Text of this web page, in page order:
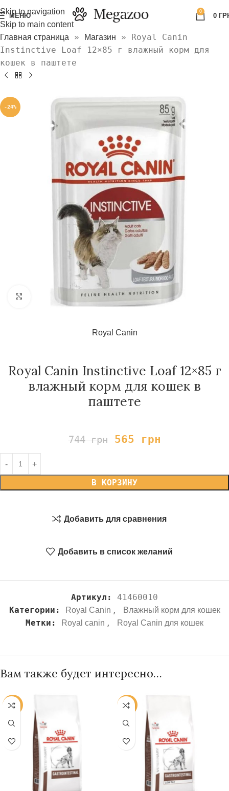
Skip to navigation
Skip to main content
МЕНЮ
0
0
Главная страница » Магазин » Royal Canin
Instinctive Loaf 12×85 г влажный корм для
кошек в паштете
-24%
Нажмите, чтобы увеличить
Royal Canin
Royal Canin Instinctive Loaf 12×85 г
влажный корм для кошек в
паштете
744грн 565 грн
В КОРЗИНУ
Добавить для сравнения
Добавить в список желаний
Артикул: 41460010
Категории:
Royal Canin , Влажный корм для кошек
Метки: Royal canin , Royal Canin для кошек
Вам также будет интересно…
-25% -25%